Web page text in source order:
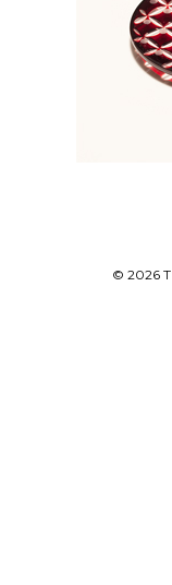
© 2026